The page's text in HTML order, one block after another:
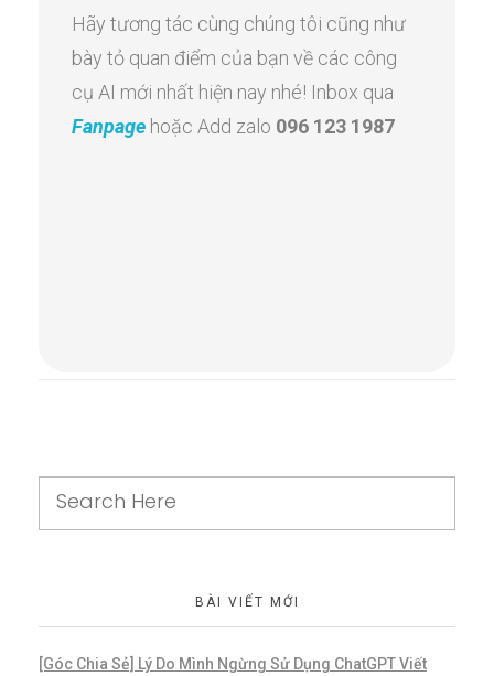
Hãy tương tác cùng chúng tôi cũng như
bày tỏ quan điểm của bạn về các công
cụ AI mới nhất hiện nay nhé! Inbox qua
Fanpage hoặc Add zalo 096 123 1987
BÀI VIẾT MỚI
[Góc Chia Sẻ] Lý Do Mình Ngừng Sử Dụng ChatGPT Viết